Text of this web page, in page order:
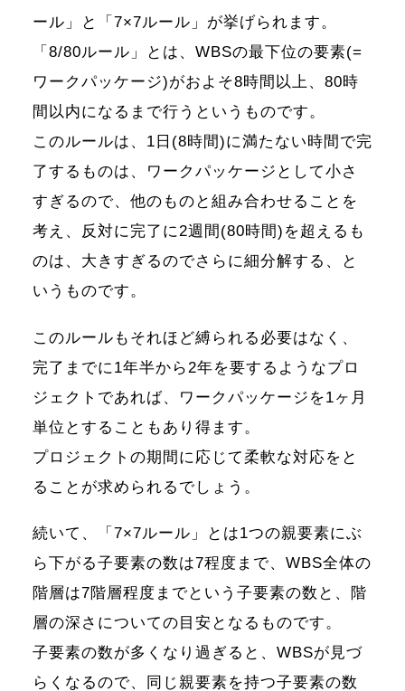
ール」と「7×7ルール」が挙げられます。
「8/80ルール」とは、WBSの最下位の要素(=
ワークパッケージ)がおよそ8時間以上、80時
間以内になるまで行うというものです。
このルールは、1日(8時間)に満たない時間で完
了するものは、ワークパッケージとして小さ
すぎるので、他のものと組み合わせることを
考え、反対に完了に2週間(80時間)を超えるも
のは、大きすぎるのでさらに細分解する、と
いうものです。
このルールもそれほど縛られる必要はなく、
完了までに1年半から2年を要するようなプロ
ジェクトであれば、ワークパッケージを1ヶ月
単位とすることもあり得ます。
プロジェクトの期間に応じて柔軟な対応をと
ることが求められるでしょう。
続いて、「7×7ルール」とは1つの親要素にぶ
ら下がる子要素の数は7程度まで、WBS全体の
階層は7階層程度までという子要素の数と、階
層の深さについての目安となるものです。
子要素の数が多くなり過ぎると、WBSが見づ
らくなるので、同じ親要素を持つ子要素の数